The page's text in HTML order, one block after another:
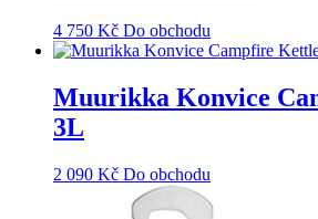
4 750 Kč Do obchodu
Muurikka Konvice
3L
2 090 Kč Do obchodu